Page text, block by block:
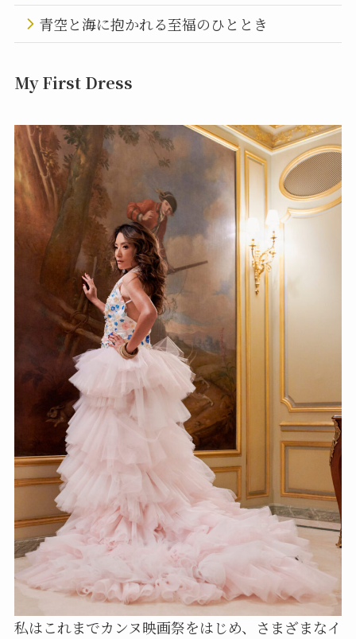
青空と海に抱かれる至福のひととき
My First Dress
私はこれまでカンヌ映画祭をはじめ、さまざまなイ